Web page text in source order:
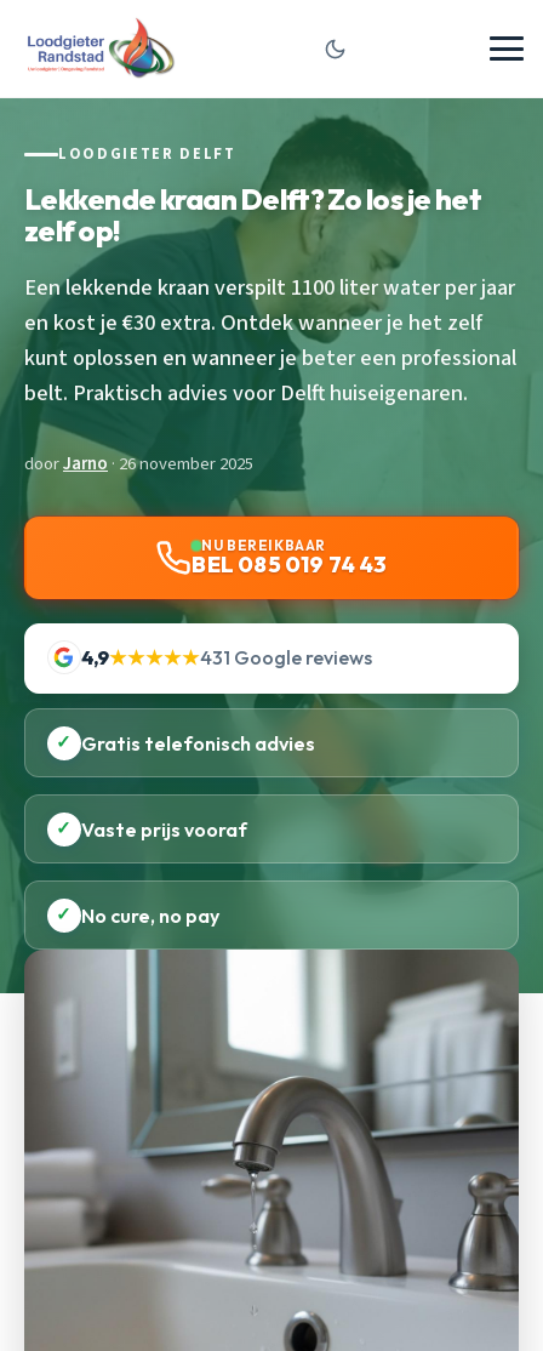
LOODGIETER DELFT
Lekkende kraan Delft? Zo los je het
zelf op!
Een lekkende kraan verspilt 1100 liter water per jaar
en kost je €30 extra. Ontdek wanneer je het zelf
kunt oplossen en wanneer je beter een professional
belt. Praktisch advies voor Delft huiseigenaren.
doorJarno · 26 november 2025
NU BEREIKBAAR
BEL 085 019 74 43
4,9★★★★★431 Google reviews
✓ Gratis telefonisch advies
✓ Vaste prijs vooraf
✓ No cure, no pay